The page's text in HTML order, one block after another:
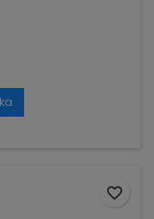
favorite_border